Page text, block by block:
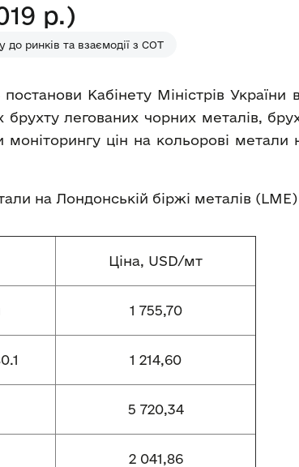
р.)
до ринків та взаємодії з СОТ
Кабінету Міністрів
брухту легованих чорних металів,
моніторингу цін на кольорові
на Лондонській біржі металів
Ціна, USD/мт
1 755,70
1 214,60
5 720,34
2 041,86